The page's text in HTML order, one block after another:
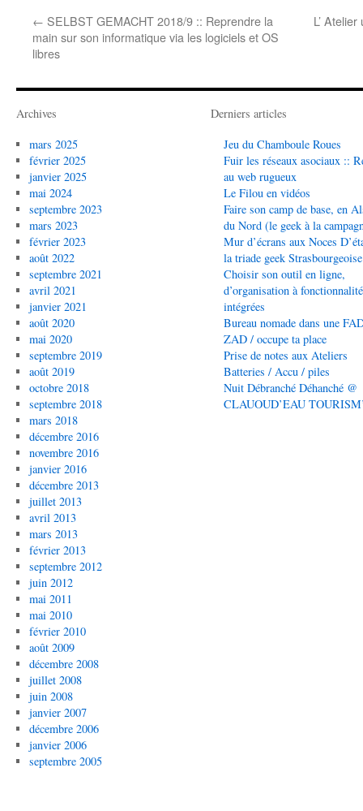
← SELBST GEMACHT 2018/9 :: Reprendre la
main sur son informatique via les logiciels et OS
libres
L’
Archives
mars 2025
février 2025
janvier 2025
mai 2024
septembre 2023
mars 2023
février 2023
août 2022
septembre 2021
avril 2021
janvier 2021
août 2020
mai 2020
septembre 2019
août 2019
octobre 2018
septembre 2018
mars 2018
décembre 2016
novembre 2016
janvier 2016
décembre 2013
juillet 2013
avril 2013
mars 2013
février 2013
septembre 2012
juin 2012
mai 2011
mai 2010
février 2010
août 2009
décembre 2008
juillet 2008
juin 2008
janvier 2007
décembre 2006
janvier 2006
septembre 2005
Derniers articles
Jeu du Chamboule Roues
Fuir les réseaux asociaux ::
au web rugueux
Le Filou en vidéos
Faire son camp de base, en
du Nord (le geek à la
Mur d’écrans aux Noces
la triade geek Strasbourgeoise
Choisir son outil en ligne,
d’organisation à
intégrées
Bureau nomade dans une
ZAD / occupe ta place
Prise de notes aux Ateliers
Batteries / Accu / piles
Nuit Débranché Déhanché @
CLAUOUD’EAU